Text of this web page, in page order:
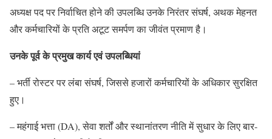
अध्यक्ष पद पर निर्वाचित होने की उपलब्धि उनके निरंतर संघर्ष, अथक मेहनत
और कर्मचारियों के प्रति अटूट समर्पण का जीवंत प्रमाण है।
उनके पूर्व के प्रमुख कार्य एवं उपलब्धियां
– भर्ती रोस्टर पर लंबा संघर्ष, जिससे हजारों कर्मचारियों के अधिकार सुरक्षित
हुए।
– महंगाई भत्ता (DA), सेवा शर्तों और स्थानांतरण नीति में सुधार के लिए बार-